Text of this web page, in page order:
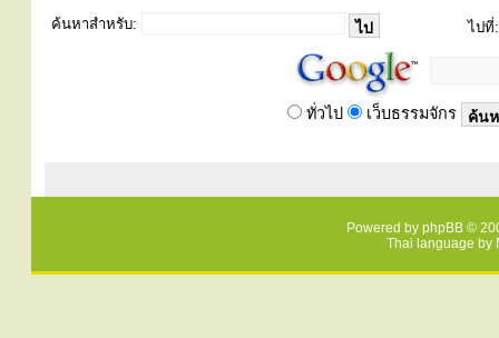
ค้นหาสำหรับ: ไปที่:
ทั่วไป เว็บธรรมจักร
Powered by phpBB ©
Thai language by